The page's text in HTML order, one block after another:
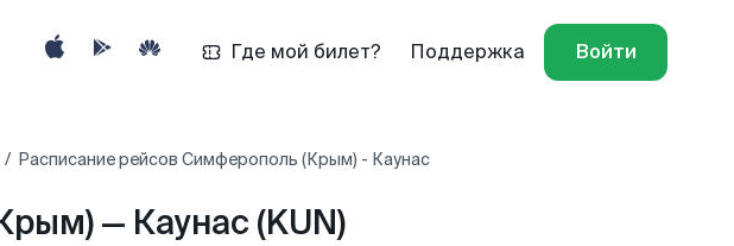
Где мой билет? Поддержка Войти
Расписание рейсов Симферополь (Крым) - Каунас
— Каунас (KUN)